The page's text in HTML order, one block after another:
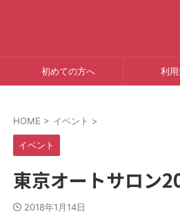
初めての方へ 利
HOME > イベント >
イベント
東京オートサロン
2018年1月14日